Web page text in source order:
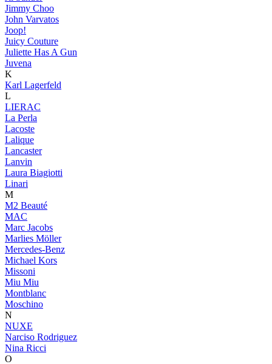
Jimmy Choo
John Varvatos
Joop!
Juicy Couture
Juliette Has A Gun
Juvena
K
Karl Lagerfeld
L
LIERAC
La Perla
Lacoste
Lalique
Lancaster
Lanvin
Laura Biagiotti
Linari
M
M2 Beauté
MAC
Marc Jacobs
Marlies Möller
Mercedes-Benz
Michael Kors
Missoni
Miu Miu
Montblanc
Moschino
N
NUXE
Narciso Rodriguez
Nina Ricci
O